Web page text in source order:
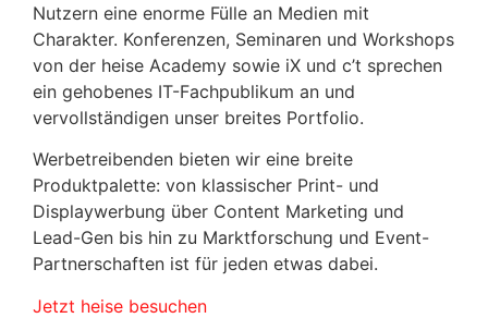
Nutzern eine enorme Fülle an Medien mit
Charakter. Konferenzen, Seminaren und Workshops
von der heise Academy sowie iX und c’t sprechen
ein gehobenes IT-Fachpublikum an und
vervollständigen unser breites Portfolio.
Werbetreibenden bieten wir eine breite
Produktpalette: von klassischer Print- und
Displaywerbung über Content Marketing und
Lead-Gen bis hin zu Marktforschung und Event-
Partnerschaften ist für jeden etwas dabei.
Jetzt heise besuchen